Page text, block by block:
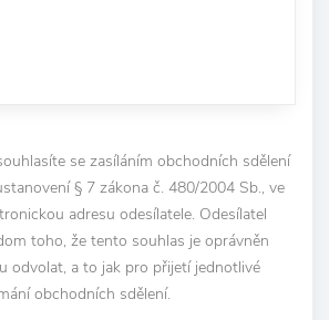
se zasíláním obchodních sdělení
§ 7 zákona č. 480/2004 Sb., ve
adresu odesílatele. Odesílatel
toho, že tento souhlas je oprávněn
odvolat, a to jak pro přijetí jednotlivé
obchodních sdělení.